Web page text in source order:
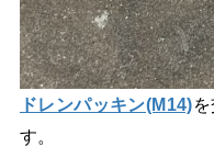
ドレンパッキン(M14)
す。